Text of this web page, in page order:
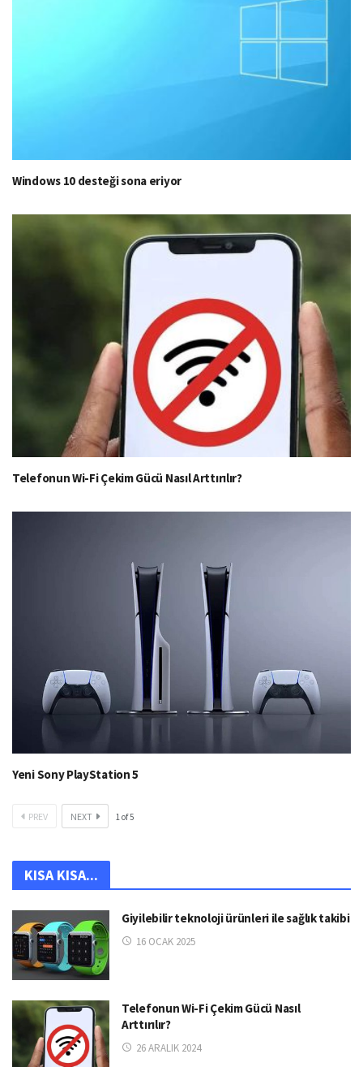
Windows 10 desteği sona eriyor
Telefonun Wi-Fi Çekim Gücü Nasıl Arttırılır?
Yeni Sony PlayStation 5
PREV NEXT 1of5
KISA KISA...
Giyilebilir teknoloji ürünleri ile sağlık takibi
16 OCAK 2025
Telefonun Wi-Fi Çekim Gücü Nasıl
Arttırılır?
26 ARALIK 2024